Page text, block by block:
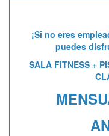
¡Si no eres
puedes
SALA FITNESS +